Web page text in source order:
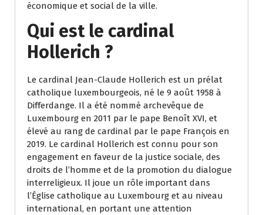
économique et social de la ville.
Qui est le cardinal
Hollerich ?
Le cardinal Jean-Claude Hollerich est un prélat
catholique luxembourgeois, né le 9 août 1958 à
Differdange. Il a été nommé archevêque de
Luxembourg en 2011 par le pape Benoît XVI, et
élevé au rang de cardinal par le pape François en
2019. Le cardinal Hollerich est connu pour son
engagement en faveur de la justice sociale, des
droits de l’homme et de la promotion du dialogue
interreligieux. Il joue un rôle important dans
l’Église catholique au Luxembourg et au niveau
international, en portant une attention